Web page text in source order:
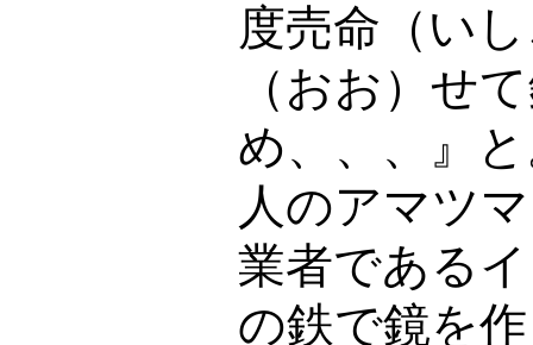
度売命（い
（おお）せ
め、、、』
人のアマツ
業者である
の鉄で鏡を